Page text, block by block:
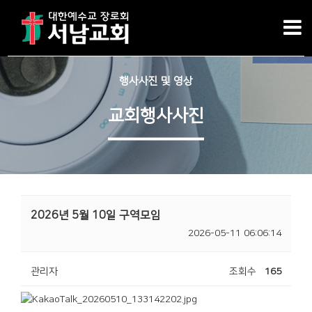
행사사진 및 영상
교회행사사진
2026년 5월 10일 구역모임
2026-05-11 06:06:14
관리자 조회수 165